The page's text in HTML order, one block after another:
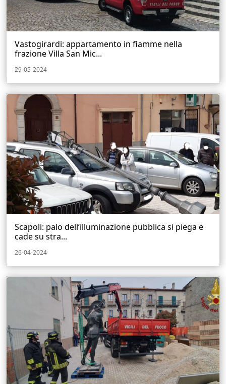
Vastogirardi: appartamento in fiamme nella
frazione Villa San Mic...
29-05-2024
Scapoli: palo dell’illuminazione pubblica si piega e
cade su stra...
26-04-2024